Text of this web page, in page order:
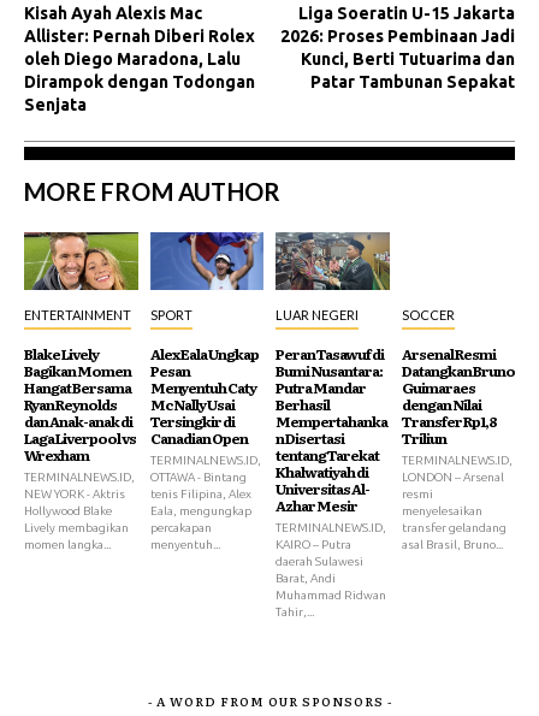
Kisah Ayah Alexis Mac
Allister: Pernah Diberi Rolex
oleh Diego Maradona, Lalu
Dirampok dengan Todongan
Senjata
Liga Soeratin U-15 Jakarta
2026: Proses Pembinaan Jadi
Kunci, Berti Tutuarima dan
Patar Tambunan Sepakat
MORE FROM AUTHOR
ENTERTAINMENT
Blake Lively
Bagikan Momen
Hangat Bersama
Ryan Reynolds
dan Anak-anak di
Laga Liverpool vs
Wrexham
TERMINALNEWS.ID,
NEW YORK - Aktris
Hollywood Blake
Lively membagikan
momen langka...
SPORT
Alex Eala Ungkap
Pesan
Menyentuh Caty
McNally Usai
Tersingkir di
Canadian Open
TERMINALNEWS.ID,
OTTAWA - Bintang
tenis Filipina, Alex
Eala, mengungkap
percakapan
menyentuh...
LUAR NEGERI
Peran Tasawuf di
Bumi Nusantara:
Putra Mandar
Berhasil
Mempertahanka
n Disertasi
tentang Tarekat
Khalwatiyah di
Universitas Al-
Azhar Mesir
TERMINALNEWS.ID,
KAIRO – Putra
daerah Sulawesi
Barat, Andi
Muhammad Ridwan
Tahir,...
SOCCER
Arsenal Resmi
Datangkan Bruno
Guimaraes
dengan Nilai
Transfer Rp1,8
Triliun
TERMINALNEWS.ID,
LONDON – Arsenal
resmi
menyelesaikan
transfer gelandang
asal Brasil, Bruno...
- A WORD FROM OUR SPONSORS -